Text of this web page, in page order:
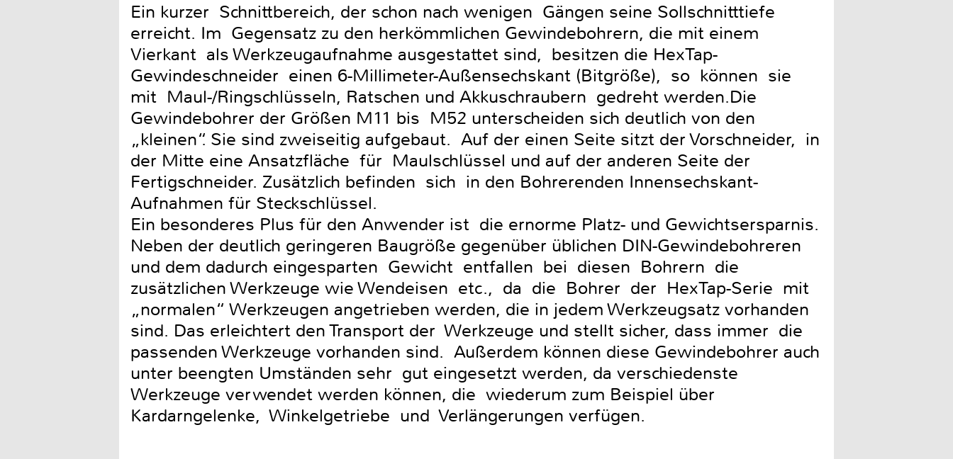
Ein kurzer Schnittbereich, der schon nach wenigen Gängen seine Sollschnitttiefe
erreicht. Im Gegensatz zu den herkömmlichen Gewindebohrern, die mit einem
Vierkant als Werkzeugaufnahme ausgestattet sind, besitzen die HexTap-
Gewindeschneider einen 6-Millimeter-Außensechskant (Bitgröße), so können sie
mit Maul-/Ringschlüsseln, Ratschen und Akkuschraubern gedreht werden.Die
Gewindebohrer der Größen M11 bis M52 unterscheiden sich deutlich von den
„kleinen“. Sie sind zweiseitig aufgebaut. Auf der einen Seite sitzt der Vorschneider, in
der Mitte eine Ansatzfläche für Maulschlüssel und auf der anderen Seite der
Fertigschneider. Zusätzlich befinden sich in den Bohrerenden Innensechskant-
Aufnahmen für Steckschlüssel.
Ein besonderes Plus für den Anwender ist die ernorme Platz- und Gewichtsersparnis.
Neben der deutlich geringeren Baugröße gegenüber üblichen DIN-Gewindebohreren
und dem dadurch eingesparten Gewicht entfallen bei diesen Bohrern die
zusätzlichen Werkzeuge wie Wendeisen etc., da die Bohrer der HexTap-Serie mit
„normalen“ Werkzeugen angetrieben werden, die in jedem Werkzeugsatz vorhanden
sind. Das erleichtert den Transport der Werkzeuge und stellt sicher, dass immer die
passenden Werkzeuge vorhanden sind. Außerdem können diese Gewindebohrer auch
unter beengten Umständen sehr gut eingesetzt werden, da verschiedenste
Werkzeuge verwendet werden können, die wiederum zum Beispiel über
Kardarngelenke, Winkelgetriebe und Verlängerungen verfügen.